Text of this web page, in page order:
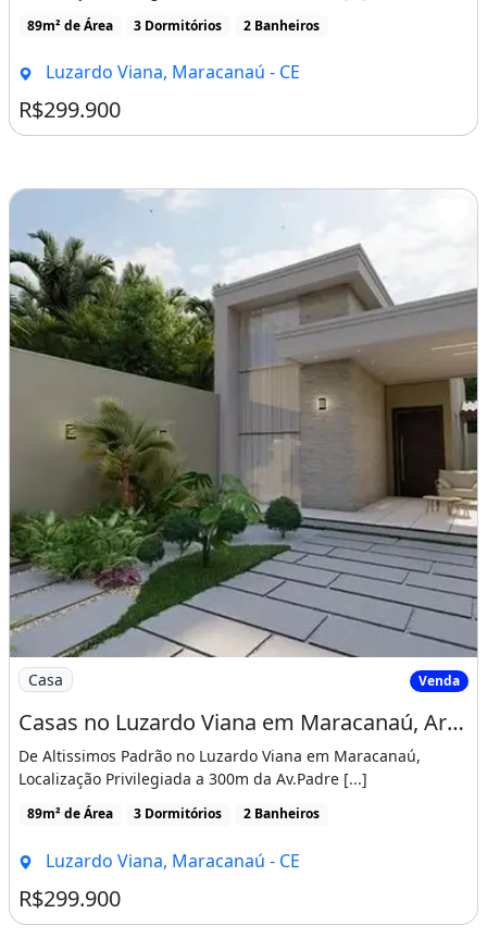
89m² de Área 3 Dormitórios 2 Banheiros
Luzardo Viana, Maracanaú - CE
R$299.900
Imagem: Casas no Luzardo Viana em Maracanaú,
Casa Venda
Casas no Luzardo Viana em Maracanaú, Arquitetura Moderna, 100 Porcelanato Acabamento
De Altissimos Padrão no Luzardo Viana em Maracanaú,
Localização Privilegiada a 300m da Av.Padre [...]
89m² de Área 3 Dormitórios 2 Banheiros
Luzardo Viana, Maracanaú - CE
R$299.900